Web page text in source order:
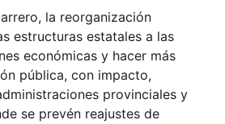
la reorganización
estructuras estatales a las
económicas y hacer más
pública, con impacto,
provinciales y
se prevén reajustes de